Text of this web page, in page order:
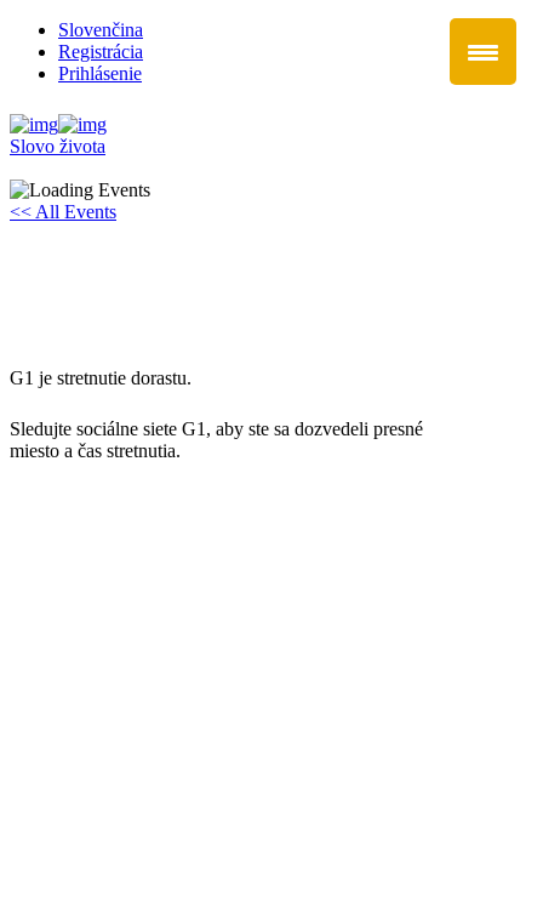
Slovenčina
Registrácia
Prihlásenie
Slovo života
<< All Events
G1 je stretnutie dorastu.
Sledujte sociálne siete G1, aby ste sa dozvedeli presné
miesto a čas stretnutia.